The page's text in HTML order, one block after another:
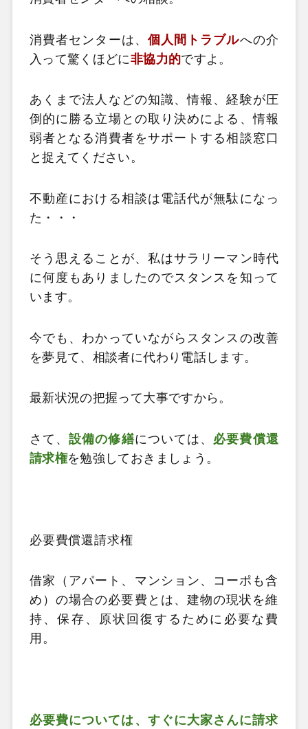
消費者センターは、 個人間トラブルへの介
入って驚くほどに非協力的ですよ。
あくまで法人などの知識、情報、経験が圧
倒的に勝る立場との取り決めによる、情報
弱者となる消費者をサポートする相談窓口
と捉えてください。
不動産における相談は電話代が無駄になっ
た・・・
そう思えることが、私はサラリーマン時代
に何度もありましたのでスタンスを知って
います。
今でも、わかっていながらスタンスの改善
を夢見て、相談者に代わり電話します。
最新状況の把握って大事ですから。
さて、設備の修繕については、 必要費償還
請求権を勉強しておきましょう。
必要費償還請求権
借家（アパート、マンション、コーポも含
め）の場合の必要費とは、建物の現状を維
持、保存、原状回復するために必要な費
用。
必要費については、すぐに大家さんに請求